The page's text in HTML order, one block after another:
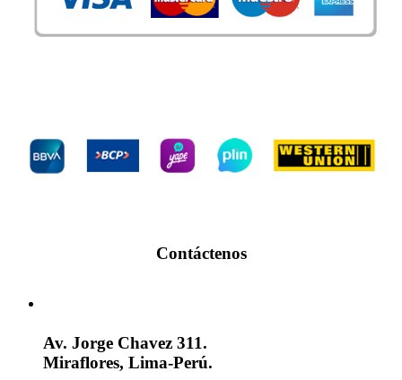
Contáctenos
Av. Jorge Chavez 311.
Miraflores, Lima-Perú.